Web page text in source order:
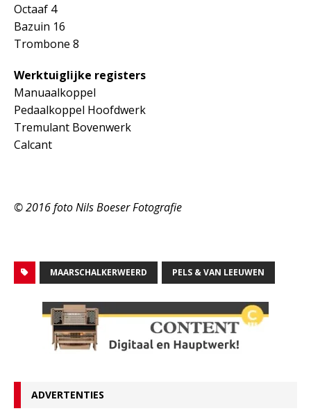
Octaaf 4
Bazuin 16
Trombone 8
Werktuiglijke registers
Manuaalkoppel
Pedaalkoppel Hoofdwerk
Tremulant Bovenwerk
Calcant
© 2016 foto Nils Boeser Fotografie
MAARSCHALKERWEERD PELS & VAN LEEUWEN
ADVERTENTIES